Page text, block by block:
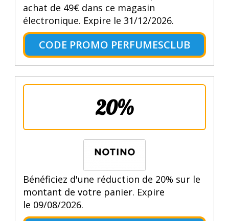
achat de 49€ dans ce magasin
électronique. Expire le 31/12/2026.
CODE PROMO PERFUMESCLUB
20%
Bénéficiez d'une réduction de 20% sur le
montant de votre panier. Expire
le 09/08/2026.